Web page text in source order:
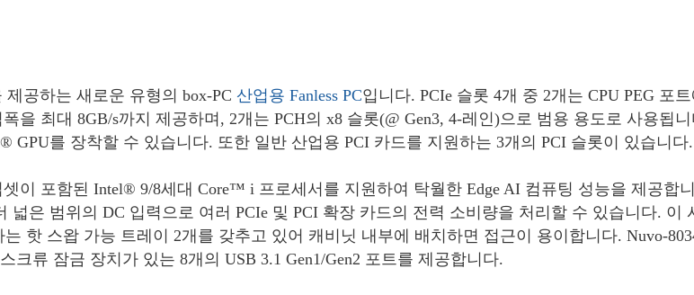
공하는 새로운 유형의 box-PC 산업용 Fanless PC입니다. PCIe 슬롯 4개 중 2개는 CPU PEG 포
을 최대 8GB/s까지 제공하며, 2개는 PCH의 x8 슬롯(@ Gen3, 4-레인)으로 범용 용도로 사용됩
를 장착할 수 있습니다. 또한 일반 산업용 PCI 카드를 지원하는 3개의 PCI 슬롯이 있습니다.
이 포함된 Intel® 9/8세대 Core™ i 프로세서를 지원하여 탁월한 Edge AI 컴퓨팅 성능을 제공합
넓은 범위의 DC 입력으로 여러 PCIe 및 PCI 확장 카드의 전력 소비량을 처리할 수 있습니다. 이
핫 스왑 가능 트레이 2개를 갖추고 있어 캐비닛 내부에 배치하면 접근이 용이합니다. Nuvo-
류 잠금 장치가 있는 8개의 USB 3.1 Gen1/Gen2 포트를 제공합니다.